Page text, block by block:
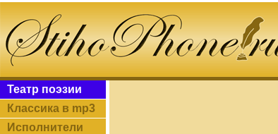
Театр поэзии
Классика в mp3
Исполнители